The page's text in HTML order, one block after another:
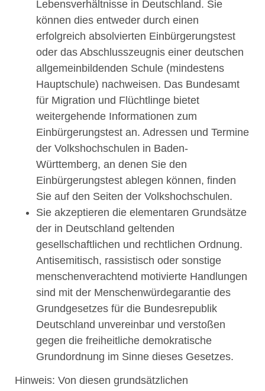
Lebensverhältnisse in Deutschland. Sie
können dies entweder durch einen
erfolgreich absolvierten Einbürgerungstest
oder das Abschlusszeugnis einer deutschen
allgemeinbildenden Schule (mindestens
Hauptschule) nachweisen. Das Bundesamt
für Migration und Flüchtlinge bietet
weitergehende Informationen zum
Einbürgerungstest an. Adressen und Termine
der Volkshochschulen in Baden-
Württemberg, an denen Sie den
Einbürgerungstest ablegen können, finden
Sie auf den Seiten der Volkshochschulen.
Sie akzeptieren die elementaren Grundsätze
der in Deutschland geltenden
gesellschaftlichen und rechtlichen Ordnung.
Antisemitisch, rassistisch oder sonstige
menschenverachtend motivierte Handlungen
sind mit der Menschenwürdegarantie des
Grundgesetzes für die Bundesrepublik
Deutschland unvereinbar und verstoßen
gegen die freiheitliche demokratische
Grundordnung im Sinne dieses Gesetzes.
Hinweis: Von diesen grundsätzlichen